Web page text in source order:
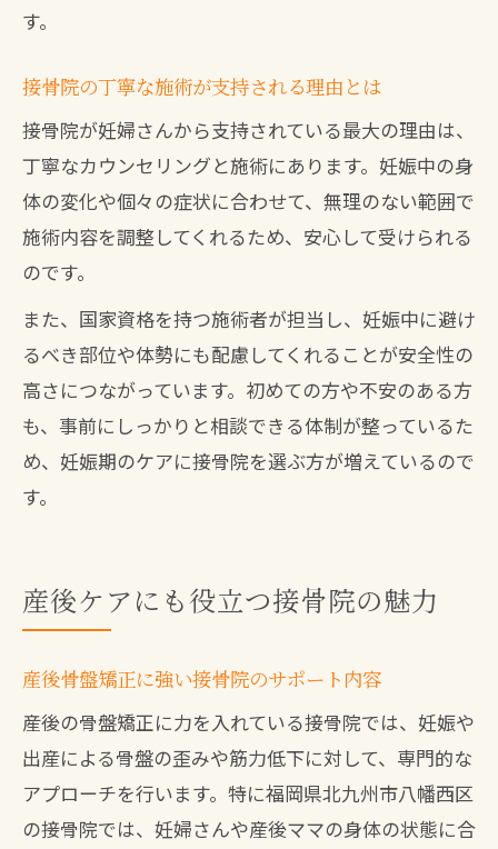
す。
接骨院の丁寧な施術が支持される理由とは
接骨院が妊婦さんから支持されている最大の理由は、
丁寧なカウンセリングと施術にあります。妊娠中の身
体の変化や個々の症状に合わせて、無理のない範囲で
施術内容を調整してくれるため、安心して受けられる
のです。
また、国家資格を持つ施術者が担当し、妊娠中に避け
るべき部位や体勢にも配慮してくれることが安全性の
高さにつながっています。初めての方や不安のある方
も、事前にしっかりと相談できる体制が整っているた
め、妊娠期のケアに接骨院を選ぶ方が増えているので
す。
産後ケアにも役立つ接骨院の魅力
産後骨盤矯正に強い接骨院のサポート内容
産後の骨盤矯正に力を入れている接骨院では、妊娠や
出産による骨盤の歪みや筋力低下に対して、専門的な
アプローチを行います。特に福岡県北九州市八幡西区
の接骨院では、妊婦さんや産後ママの身体の状態に合